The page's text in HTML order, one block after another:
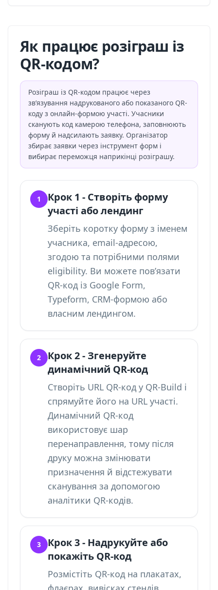
Як працює розіграш із
QR-кодом?
Розіграш із QR-кодом працює через
зв’язування надрукованого або показаного QR-
коду з онлайн-формою участі. Учасники
сканують код камерою телефона, заповнюють
форму й надсилають заявку. Організатор
збирає заявки через інструмент форм і
вибирає переможця наприкінці розіграшу.
1
Крок 1 - Створіть форму
участі або лендинг
Зберіть коротку форму з іменем
учасника, email-адресою,
згодою та потрібними полями
eligibility. Ви можете пов’язати
QR-код із Google Form,
Typeform, CRM-формою або
власним лендингом.
2
Крок 2 - Згенеруйте
динамічний QR-код
Створіть URL QR-код у QR-Build і
спрямуйте його на URL участі.
Динамічний QR-код
використовує шар
перенаправлення, тому після
друку можна змінювати
призначення й відстежувати
сканування за допомогою
аналітики QR-кодів.
3
Крок 3 - Надрукуйте або
покажіть QR-код
Розмістіть QR-код на плакатах,